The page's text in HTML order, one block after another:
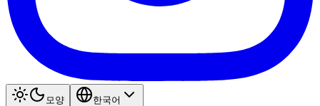
모양
한국어